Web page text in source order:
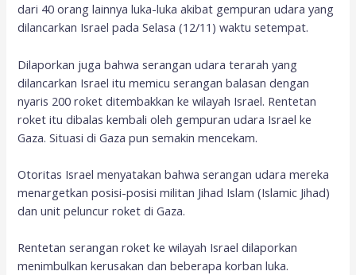
dari 40 orang lainnya luka-luka akibat gempuran udara yang
dilancarkan Israel pada Selasa (12/11) waktu setempat.
Dilaporkan juga bahwa serangan udara terarah yang
dilancarkan Israel itu memicu serangan balasan dengan
nyaris 200 roket ditembakkan ke wilayah Israel. Rentetan
roket itu dibalas kembali oleh gempuran udara Israel ke
Gaza. Situasi di Gaza pun semakin mencekam.
Otoritas Israel menyatakan bahwa serangan udara mereka
menargetkan posisi-posisi militan Jihad Islam (Islamic Jihad)
dan unit peluncur roket di Gaza.
Rentetan serangan roket ke wilayah Israel dilaporkan
menimbulkan kerusakan dan beberapa korban luka.